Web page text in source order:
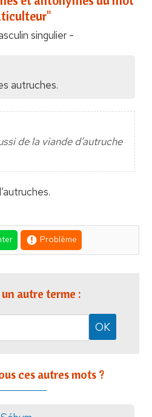
singulier -
autruches.
de la viande d’autruche
Problème
autre terme :
ces autres mots ?